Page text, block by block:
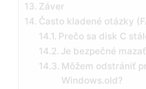
Záver
Často kladené otázky
Prečo sa disk C
Je bezpečné
Môžem odstrániť
Windows.old?